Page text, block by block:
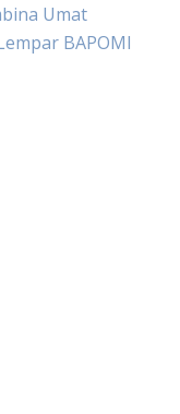
Umat
BAPOMI